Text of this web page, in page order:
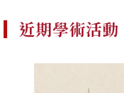
近期學術活動